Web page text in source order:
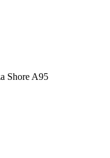
Shore A95